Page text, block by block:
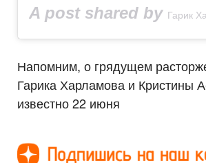
A post shared by Гарик
Напомним, о грядущем
Гарика Харламова и Кристины
известно 22 июня